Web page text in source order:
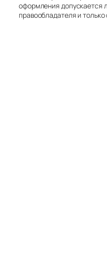
оформления допускается
правообладателя и